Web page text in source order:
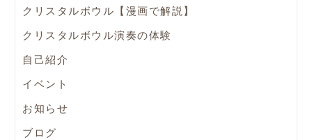
クリスタルボウル【漫画で解説】
クリスタルボウル演奏の体験
自己紹介
イベント
お知らせ
ブログ